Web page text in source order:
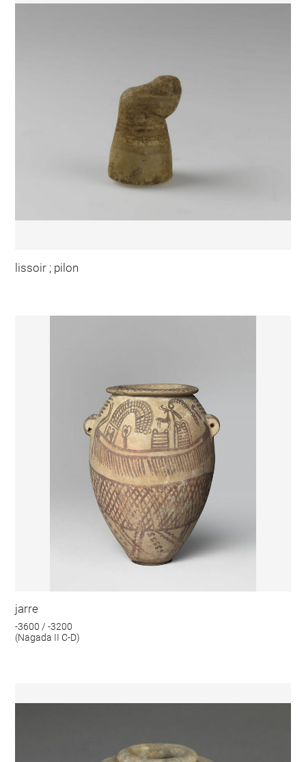
lissoir ; pilon
jarre
-3600 / -3200
(Nagada II C-D)